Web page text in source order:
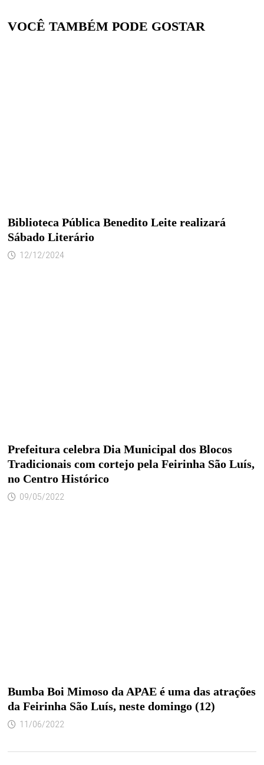
VOCÊ TAMBÉM PODE GOSTAR
Biblioteca Pública Benedito Leite realizará
Sábado Literário
12/12/2024
Prefeitura celebra Dia Municipal dos Blocos
Tradicionais com cortejo pela Feirinha São Luís,
no Centro Histórico
09/05/2022
Bumba Boi Mimoso da APAE é uma das atrações
da Feirinha São Luís, neste domingo (12)
11/06/2022